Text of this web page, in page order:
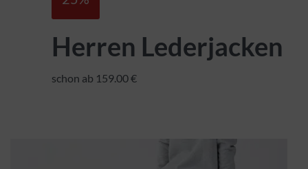
Herren Lederjacken
schon ab 159.00 €